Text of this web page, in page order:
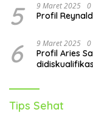
5 9 Maret 2025 0
Profil
6 9 Maret 2025 0
Profil Aries
Tips Sehat